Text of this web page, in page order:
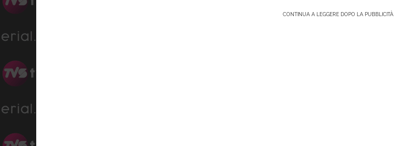
CONTINUA A LEGGERE DOPO LA PUBBLICITÀ